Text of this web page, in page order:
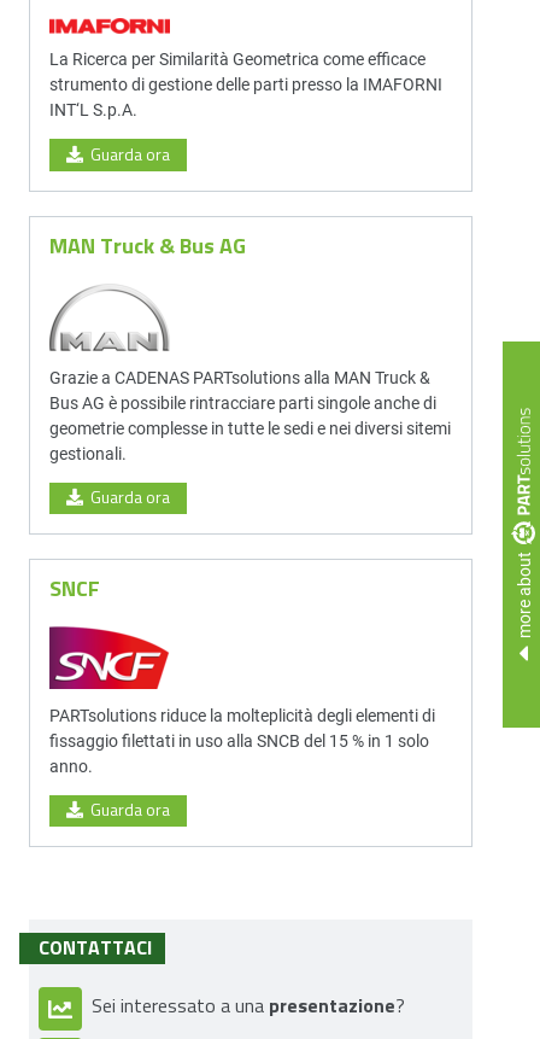
more about
La Ricerca per Similarità Geometrica come efficace
strumento di gestione delle parti presso la IMAFORNI
INT‘L S.p.A.
Guarda ora
MAN Truck & Bus AG
Grazie a CADENAS PARTsolutions alla MAN Truck &
Bus AG è possibile rintracciare parti singole anche di
geometrie complesse in tutte le sedi e nei diversi sitemi
gestionali.
Guarda ora
SNCF
PARTsolutions riduce la molteplicità degli elementi di
fissaggio filettati in uso alla SNCB del 15 % in 1 solo
anno.
Guarda ora
CONTATTACI
Sei interessato a una presentazione?